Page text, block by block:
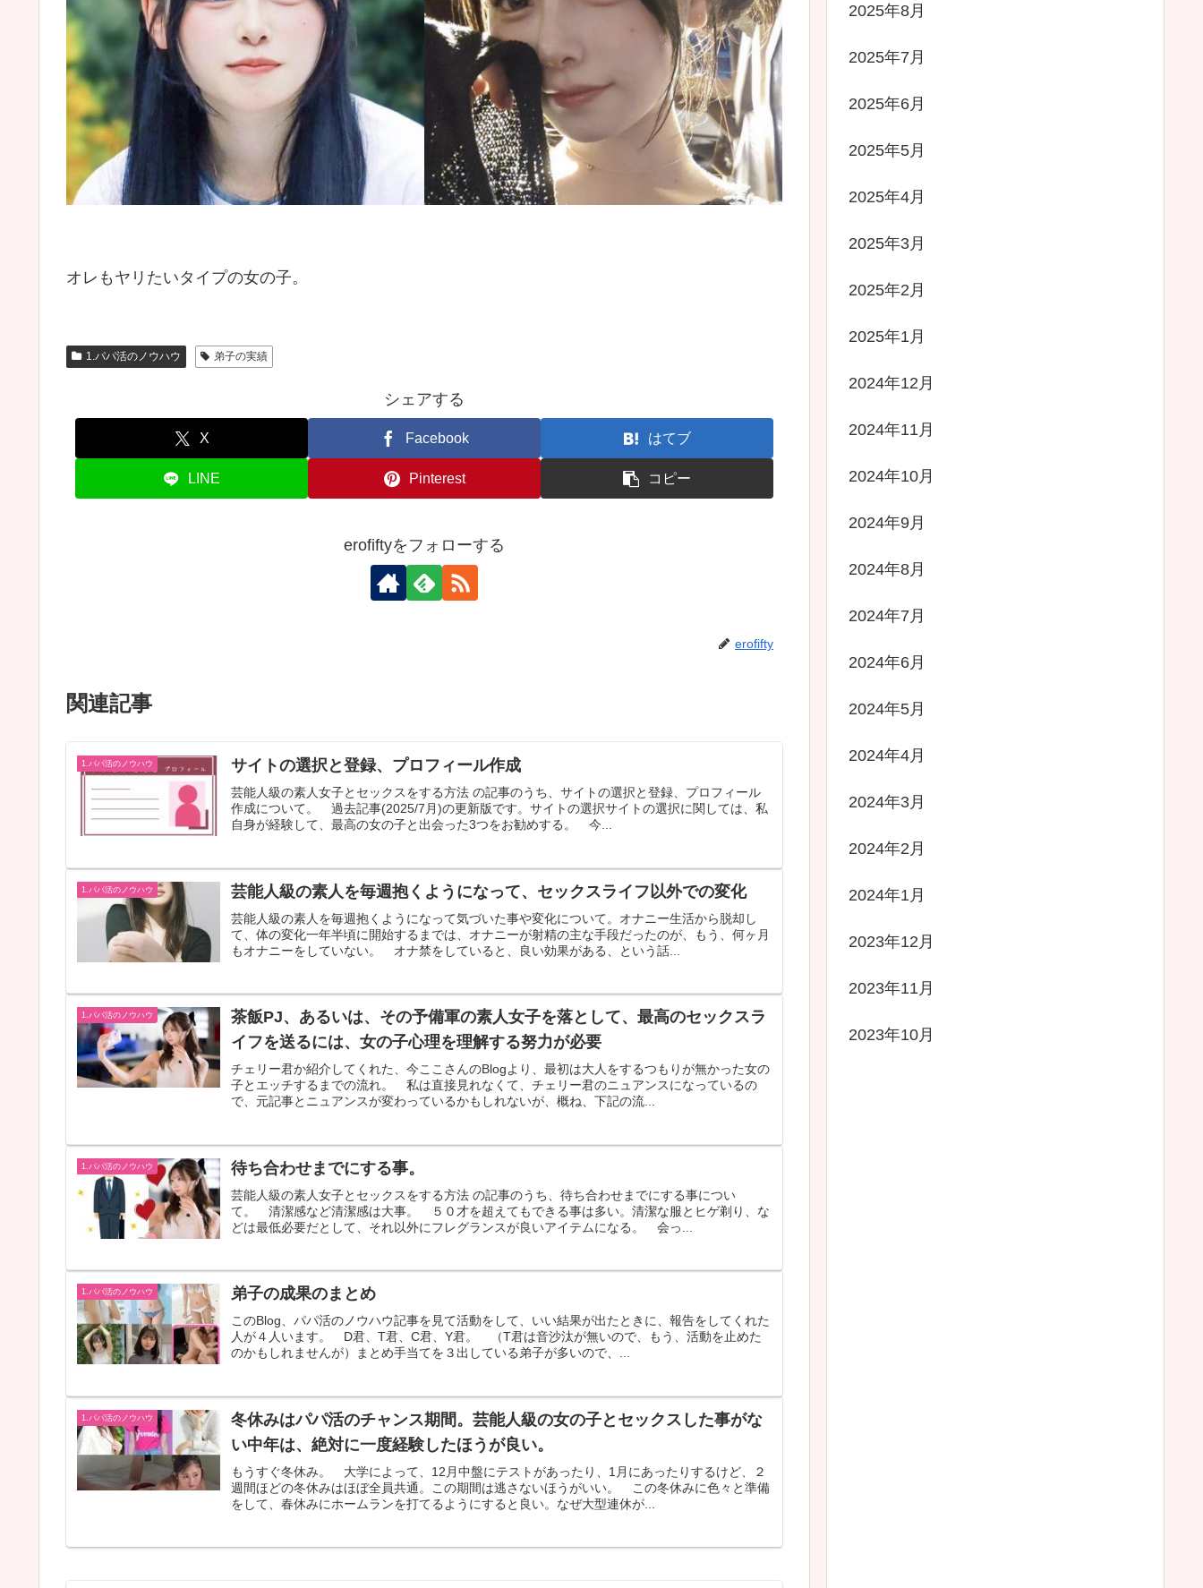
オレもヤリたいタイプの女の子。
1.パパ活のノウハウ 弟子の実績
シェアする
X Facebook はてブ
LINE Pinterest コピー
erofiftyをフォローする
erofifty
関連記事
1.パパ活のノウハウ サイトの選択と登録、プロフィール作成
芸能人級の素人女子とセックスをする方法 の記事のうち、サイトの選択と登録、プロフィール
作成について。 過去記事(2025/7月)の更新版です。サイトの選択サイトの選択に関しては、私
自身が経験して、最高の女の子と出会った3つをお勧めする。 今...
1.パパ活のノウハウ 芸能人級の素人を毎週抱くようになって、セックスライフ以外での変化
芸能人級の素人を毎週抱くようになって気づいた事や変化について。オナニー生活から脱却し
て、体の変化一年半頃に開始するまでは、オナニーが射精の主な手段だったのが、もう、何ヶ月
もオナニーをしていない。 オナ禁をしていると、良い効果がある、という話...
1.パパ活のノウハウ
茶飯PJ、あるいは、その予備軍の素人女子を落として、最高のセックスラ
イフを送るには、女の子心理を理解する努力が必要
チェリー君か紹介してくれた、今ここさんのBlogより、最初は大人をするつもりが無かった女の
子とエッチするまでの流れ。 私は直接見れなくて、チェリー君のニュアンスになっているの
で、元記事とニュアンスが変わっているかもしれないが、概ね、下記の流...
1.パパ活のノウハウ 待ち合わせまでにする事。
芸能人級の素人女子とセックスをする方法 の記事のうち、待ち合わせまでにする事につい
て。 清潔感など清潔感は大事。 ５０才を超えてもできる事は多い。清潔な服とヒゲ剃り、な
どは最低必要だとして、それ以外にフレグランスが良いアイテムになる。 会っ...
1.パパ活のノウハウ 弟子の成果のまとめ
このBlog、パパ活のノウハウ記事を見て活動をして、いい結果が出たときに、報告をしてくれた
人が４人います。 D君、T君、C君、Y君。 （T君は音沙汰が無いので、もう、活動を止めた
のかもしれませんが）まとめ手当てを３出している弟子が多いので、...
1.パパ活のノウハウ
冬休みはパパ活のチャンス期間。芸能人級の女の子とセックスした事がな
い中年は、絶対に一度経験したほうが良い。
もうすぐ冬休み。 大学によって、12月中盤にテストがあったり、1月にあったりするけど、２
週間ほどの冬休みはほぼ全員共通。この期間は逃さないほうがいい。 この冬休みに色々と準備
をして、春休みにホームランを打てるようにすると良い。なぜ大型連休が...
2025年8月
2025年7月
2025年6月
2025年5月
2025年4月
2025年3月
2025年2月
2025年1月
2024年12月
2024年11月
2024年10月
2024年9月
2024年8月
2024年7月
2024年6月
2024年5月
2024年4月
2024年3月
2024年2月
2024年1月
2023年12月
2023年11月
2023年10月